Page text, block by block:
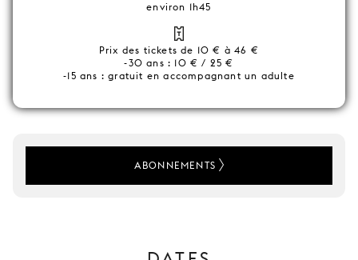
environ 1h45
Prix des tickets de 10 € à 46 €
-30 ans : 10 € / 25 €
-15 ans : gratuit en accompagnant un adulte
ABONNEMENTS